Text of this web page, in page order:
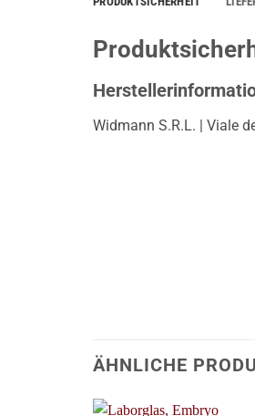
Widmann S.R.L. | Viale
ÄHNLICHE